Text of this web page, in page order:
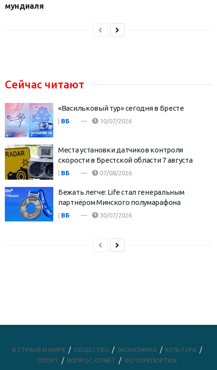
мундиаля
Сейчас читают
«Васильковый тур» сегодня в Бресте
| ВБ 10/07/2026
Места установки датчиков контроля
скорости в Брестской области 7 августа
ВБ 07/08/2026
Бежать легче: Life стал генеральным
партнёром Минского полумарафона
| ВБ 30/07/2026
В СТРАНЕ И МИРЕ ОБЩЕСТВО ЭКОНОМИКА
КУЛЬТУРА
СПОРТ
ВОПРОС-ОТВЕТ ФОТОРЕПОРТАЖ